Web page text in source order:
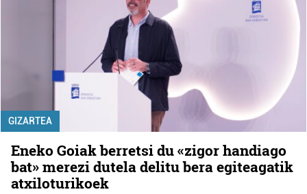
GIZARTEA
Eneko Goiak berretsi du «zigor handiago
bat» merezi dutela delitu bera egiteagatik
atxiloturikoek